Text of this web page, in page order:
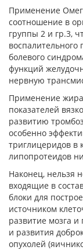
Применение
соотношение в
группы 2 и гр.3,
воспалительного
болевого
функций
нервную
Применение
показателей
развитию
особенно
триглицеридов в
липопротеидов
Наконец, нельзя
входящие в
блоки для
источником
развитие мозга
и развития
опухолей